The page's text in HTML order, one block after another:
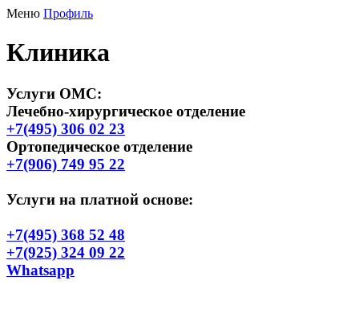
Меню Профиль
Клиника
Услуги ОМС:
Лечебно-хирургическое отделение
+7(495) 306 02 23
Ортопедическое отделение
+7(906) 749 95 22
Услуги на платной основе:
+7(495) 368 52 48
+7(925) 324 09 22
Whatsapp